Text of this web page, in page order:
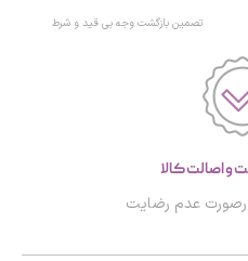
تصمین بازگشت وجه بی قید و شرط
و اصالت کالا
عدم رضایت